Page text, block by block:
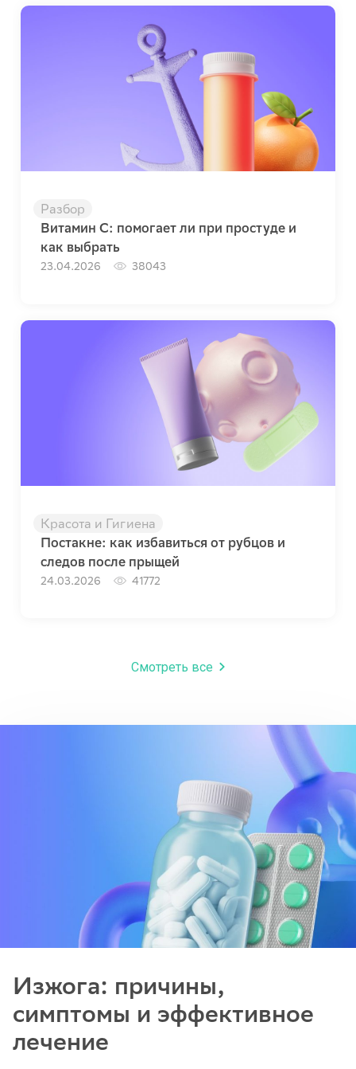
Разбор
Витамин C: помогает ли при простуде и
как выбрать
23.04.2026 38043
Красота и Гигиена
Постакне: как избавиться от рубцов и
следов после прыщей
24.03.2026 41772
Смотреть все
Изжога: причины,
симптомы и эффективное
лечение